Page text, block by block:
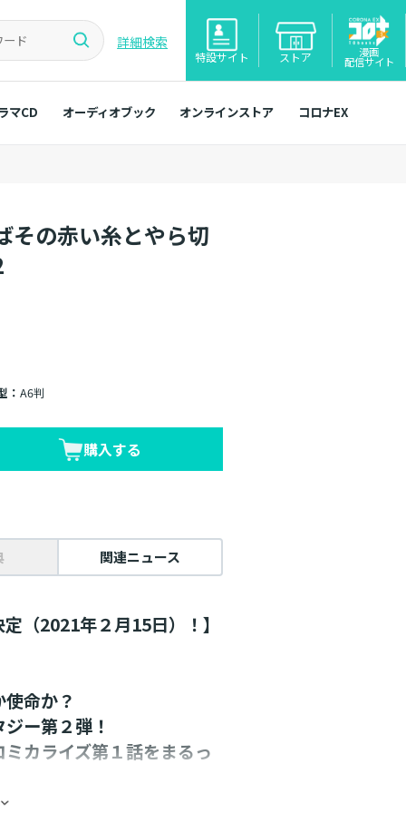
詳細検索
特設サイト ストア 漫画
配信サイト
マCD オーディオブック オンラインストア コロナEX
その赤い糸とやら切
：A6判
購入する
関連ニュース
（2021年２月15日）！】
命か？
ー第２弾！
カライズ第１話をまるっ